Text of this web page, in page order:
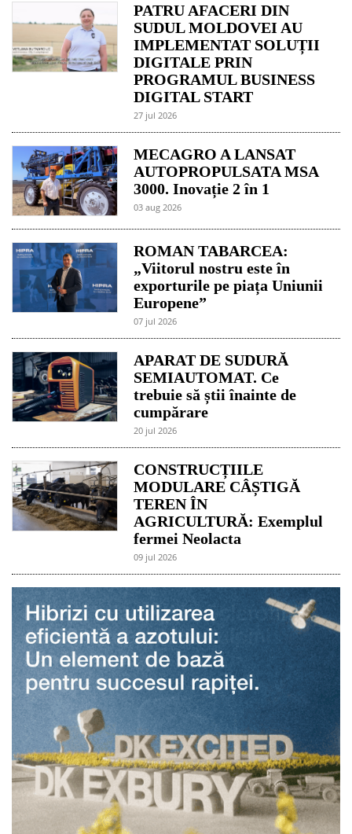
PATRU AFACERI DIN
SUDUL MOLDOVEI AU
IMPLEMENTAT SOLUȚII
DIGITALE PRIN
PROGRAMUL BUSINESS
DIGITAL START
27 jul 2026
MECAGRO A LANSAT
AUTOPROPULSATA MSA
3000. Inovație 2 în 1
03 aug 2026
ROMAN TABARCEA:
„Viitorul nostru este în
exporturile pe piața Uniunii
Europene”
07 jul 2026
APARAT DE SUDURĂ
SEMIAUTOMAT. Ce
trebuie să știi înainte de
cumpărare
20 jul 2026
CONSTRUCȚIILE
MODULARE CÂȘTIGĂ
TEREN ÎN
AGRICULTURĂ: Exemplul
fermei Neolacta
09 jul 2026